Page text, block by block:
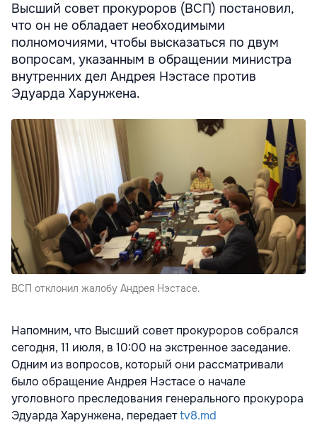
Высший совет прокуроров (ВСП) постановил,
что он не обладает необходимыми
полномочиями, чтобы высказаться по двум
вопросам, указанным в обращении министра
внутренних дел Андрея Нэстасе против
Эдуарда Харунжена.
ВСП отклонил жалобу Андрея Нэстасе.
Напомним, что Высший совет прокуроров собрался
сегодня, 11 июля, в 10:00 на экстренное заседание.
Одним из вопросов, который они рассматривали
было обращение Андрея Нэстасе о начале
уголовного преследования генерального прокурора
Эдуарда Харунжена, передаетtv8.md